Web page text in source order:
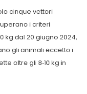
cinque vettori
i criteri
kg dal 20 giugno 2024,
gli animali eccetto i
oltre gli 8‑10 kg in